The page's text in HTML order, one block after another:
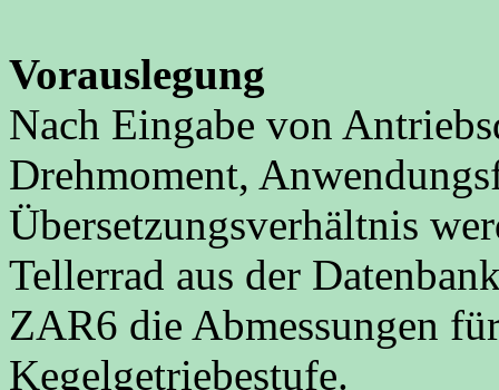
Vorauslegung
Nach Eingabe von
Drehmoment,
Übersetzungsverhältnis
Tellerrad aus der
ZAR6 die Abmessungen
Kegelgetriebestufe.